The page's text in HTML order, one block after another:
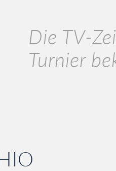
Die TV-
Turnier